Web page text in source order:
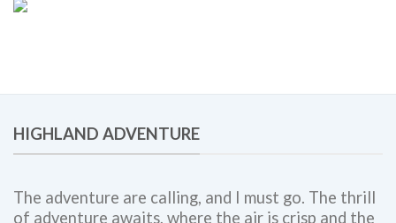
Bersama
Adventure
Tim,
dan
HIGHLAND ADVENTURE
The adventure are calling, and I must go. The thrill
of adventure awaits, where the air is crisp and the